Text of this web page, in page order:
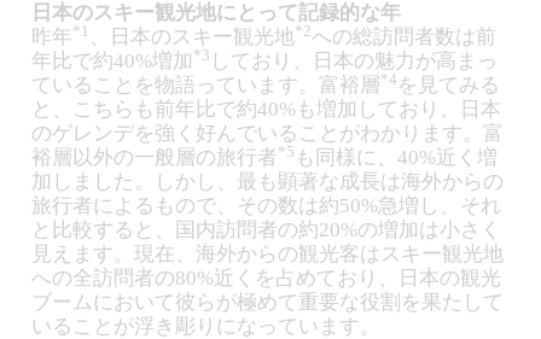
日本のスキー観光地にとって記録的な年
昨年*1 、日本のスキー観光地*2への総訪問者数は前
年比で約40%増加 *3 しており、日本の魅力が高まっ
ていることを物語っています。富裕層*4 を見てみる
と、こちらも前年比で約40%も増加しており、日本
のゲレンデを強く好んでいることがわかります。富
裕層以外の一般層の旅行者*5 も同様に、40%近く増
加しました。しかし、最も顕著な成長は海外からの
旅行者によるもので、その数は約50%急増し、それ
と比較すると、国内訪問者の約20%の増加は小さく
見えます。現在、海外からの観光客はスキー観光地
への全訪問者の80%近くを占めており、日本の観光
ブームにおいて彼らが極めて重要な役割を果たして
いることが浮き彫りになっています。